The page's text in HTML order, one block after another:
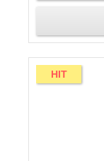
HIT